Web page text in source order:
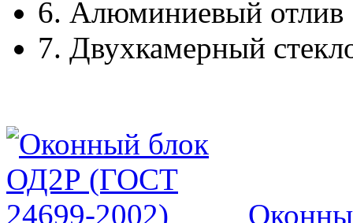
6. Алюминиевый отлив
7. Двухкамерный